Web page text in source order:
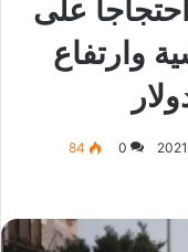
على
وارتفاع
0
84